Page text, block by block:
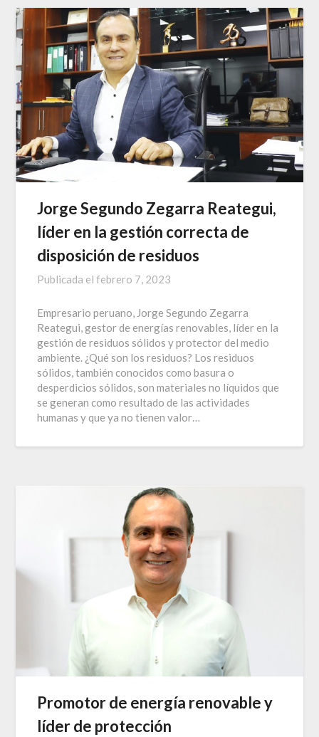
Jorge Segundo Zegarra Reategui,
líder en la gestión correcta de
disposición de residuos
Publicada elfebrero 7, 2023
Empresario peruano, Jorge Segundo Zegarra
Reategui, gestor de energías renovables, líder en la
gestión de residuos sólidos y protector del medio
ambiente. ¿Qué son los residuos? Los residuos
sólidos, también conocidos como basura o
desperdicios sólidos, son materiales no líquidos que
se generan como resultado de las actividades
humanas y que ya no tienen valor…
Promotor de energía renovable y
líder de protección